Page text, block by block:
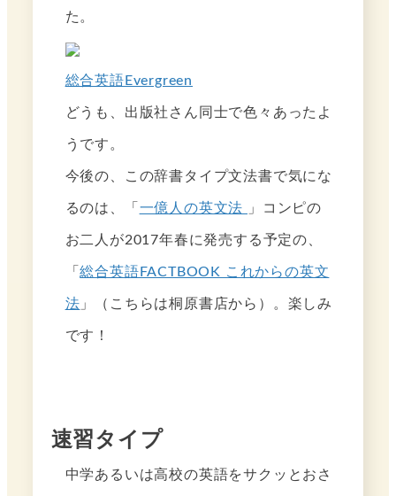
た。
総合英語Evergreen
どうも、出版社さん同士で色々あったよ
うです。
今後の、この辞書タイプ文法書で気にな
るのは、「 一億人の英文法 」コンピの
お二人が2017年春に発売する予定の、
「総合英語FACTBOOK これからの英文
法 」（こちらは桐原書店から）。楽しみ
です！
速習タイプ
中学あるいは高校の英語をサクッとおさ